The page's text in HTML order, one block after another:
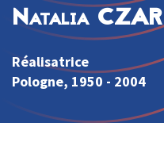
Natalia
Réalisatrice
Pologne, 1950 - 2004